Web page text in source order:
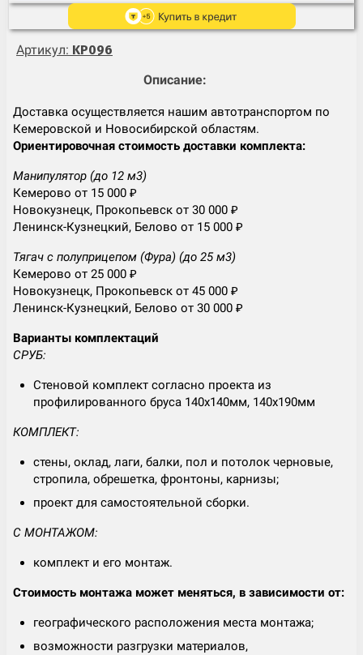
Артикул: KP096
Описание:
Доставка осуществляется нашим автотранспортом по
Кемеровской и Новосибирской областям.
Ориентировочная стоимость доставки комплекта:
Манипулятор (до 12 м3)
Кемерово от 15 000 ₽
Новокузнецк, Прокопьевск от 30 000 ₽
Ленинск-Кузнецкий, Белово от 15 000 ₽
Тягач с полуприцепом (Фура) (до 25 м3)
Кемерово от 25 000 ₽
Новокузнецк, Прокопьевск от 45 000 ₽
Ленинск-Кузнецкий, Белово от 30 000 ₽
Варианты комплектаций
СРУБ:
Стеновой комплект согласно проекта из
профилированного бруса 140х140мм, 140х190мм
КОМПЛЕКТ:
стены, оклад, лаги, балки, пол и потолок черновые,
стропила, обрешетка, фронтоны, карнизы;
проект для самостоятельной сборки.
С МОНТАЖОМ:
комплект и его монтаж.
Стоимость монтажа может меняться, в зависимости от:
географического расположения места монтажа;
возможности разгрузки материалов,